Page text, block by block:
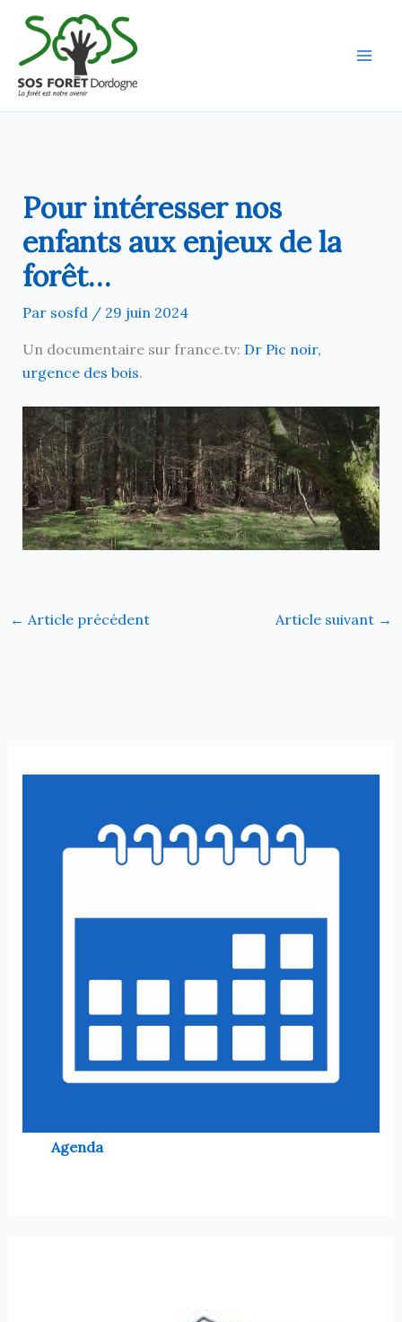
contenu
Pour intéresser nos
enfants aux enjeux de la
forêt…
Par sosfd / 29 juin 2024
Un documentaire sur france.tv: Dr Pic noir,
urgence des bois.
← Article précédent Article suivant →
Agenda